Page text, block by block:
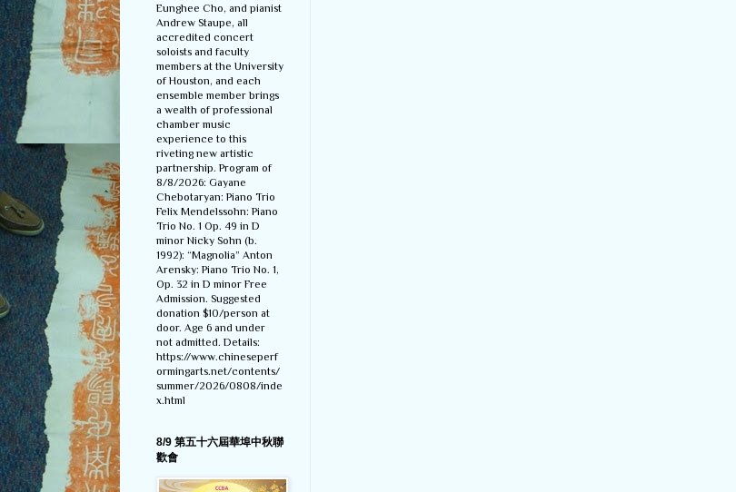
Eunghee Cho, and pianist
Andrew Staupe, all
accredited concert
soloists and faculty
members at the University
of Houston, and each
ensemble member brings
a wealth of professional
chamber music
experience to this
riveting new artistic
partnership. Program of
8/8/2026: Gayane
Chebotaryan: Piano Trio
Felix Mendelssohn: Piano
Trio No. 1 Op. 49 in D
minor Nicky Sohn (b.
1992): “Magnolia” Anton
Arensky: Piano Trio No. 1,
Op. 32 in D minor Free
Admission. Suggested
donation $10/person at
door. Age 6 and under
not admitted. Details:
https://www.chineseperf
ormingarts.net/contents/
summer/2026/0808/inde
x.html
8/9 第五十六屆華埠中秋聯
歡會